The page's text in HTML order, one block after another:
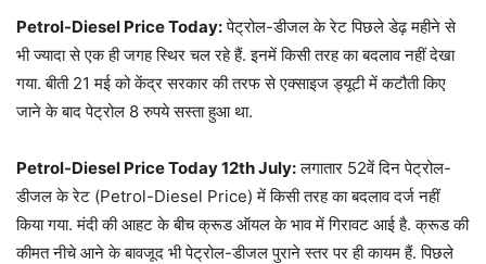
Petrol-Diesel Price Today:पेट्रोल-डीजल के रेट प‍िछले डेढ़ महीने से
भी ज्‍यादा से एक ही जगह स्‍थ‍िर चल रहे हैं. इनमें क‍िसी तरह का बदलाव नहीं देखा
गया. बीती 21 मई को केंद्र सरकार की तरफ से एक्‍साइज ड्यूटी में कटौती क‍िए
जाने के बाद पेट्रोल 8 रुपये सस्‍ता हुआ था.
Petrol-Diesel Price Today 12th July:लगातार 52वें द‍िन पेट्रोल-
डीजल के रेट (Petrol-Diesel Price) में क‍िसी तरह का बदलाव दर्ज नहीं
क‍िया गया. मंदी की आहट के बीच क्रूड ऑयल के भाव में ग‍िरावट आई है. क्रूड की
कीमत नीचे आने के बावजूद भी पेट्रोल-डीजल पुराने स्‍तर पर ही कायम हैं. प‍िछले